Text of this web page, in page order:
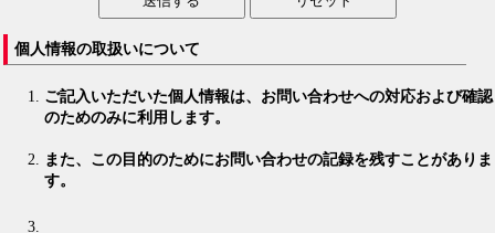
個人情報の取扱いについて
ご記入いただいた個人情報は、お問い合わせへの対応および確認
のためのみに利用します。
また、この目的のためにお問い合わせの記録を残すことがありま
す。